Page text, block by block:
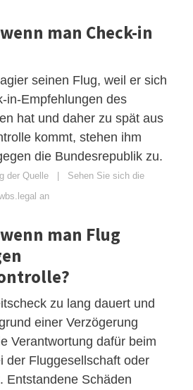
man Check-in
seinen Flug, weil er sich
in-Empfehlungen des
hat und daher zu spät aus
kommt, stehen ihm
die Bundesrepublik zu.
der Quelle | Sehen Sie sich die
an
man Flug
zu lang dauert und
einer Verzögerung
Verantwortung dafür beim
der Fluggesellschaft oder
Entstandene Schäden